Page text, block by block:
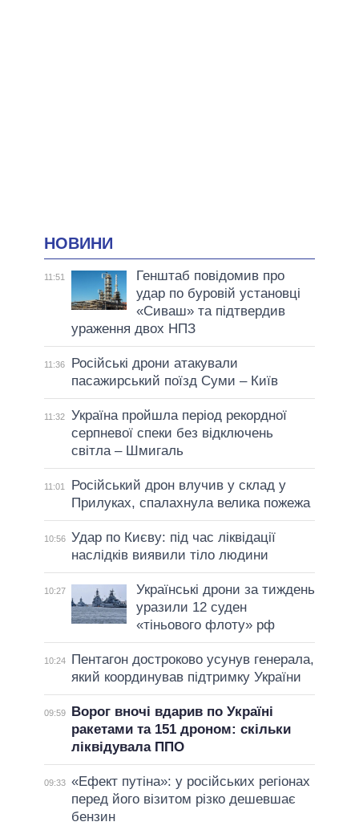
НОВИНИ
11:51
Генштаб повідомив про
удар по буровій установці
«Сиваш» та підтвердив
ураження двох НПЗ
11:36
Російські дрони атакували
пасажирський поїзд Суми – Київ
11:32
Україна пройшла період рекордної
серпневої спеки без відключень
світла – Шмигаль
11:01
Російський дрон влучив у склад у
Прилуках, спалахнула велика пожежа
10:56 Удар по Києву: під час ліквідації
наслідків виявили тіло людини
10:27
Українські дрони за тиждень
уразили 12 суден
«тіньового флоту» рф
10:24
Пентагон достроково усунув генерала,
який координував підтримку України
09:59
Ворог вночі вдарив по Україні
ракетами та 151 дроном: скільки
ліквідувала ППО
09:33 «Ефект путіна»: у російських регіонах
перед його візитом різко дешевшає
бензин